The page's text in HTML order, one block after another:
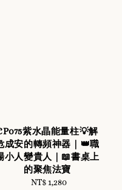
紫水晶能量柱💡解
成安的轉頻神器｜👑職
小人變貴人｜📖書桌上
的聚焦法寶
Regular
NT$ 1,280